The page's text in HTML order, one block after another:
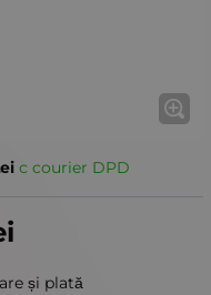
с courier DPD
și plată